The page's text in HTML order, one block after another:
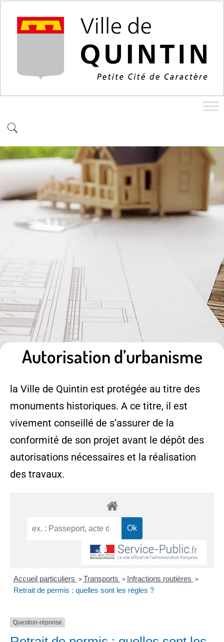
Autorisation d’urbanisme
la Ville de Quintin est protégée au titre des
monuments historiques. A ce titre, il est
vivement conseillé de s’assurer de la
conformité de son projet avant le dépôt des
autorisations nécessaires et la réalisation
des travaux.
Accueil particuliers > Transports > Infractions routières >
Retrait de permis : quelles sont les règles ?
Question-réponse